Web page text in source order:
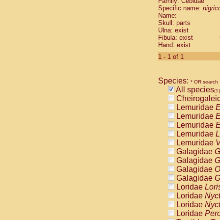
Cebidae
Cebidae
Cebidae
Cebidae
Cebidae
Cebidae
Cebidae
Cebidae
Cebidae
Cebidae
Cebidae
Cebidae
Atelidae
Atelidae
Atelidae
Atelidae
Atelidae
Atelidae
Atelidae
Atelidae
Atelidae
Atelidae
Pitheciidae
Specific name:
Name:
Skull: parts
Ulna: exist
Fibula: exist
Hand: exist
1 - 1 of 1
Species: * OR search
All species(1)
Lemuridae
Lemuridae
Lemuridae
Lemuridae
Lemuridae
Galagidae
Galagidae
Galagidae
Galagidae
Loridae
Loridae
Loridae
Loridae